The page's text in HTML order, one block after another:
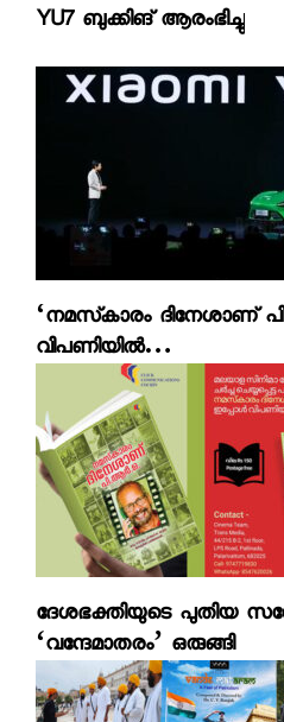
YU7 ബുക്കിങ് ആരംഭിച്ചു
‘നമസ്‌കാരം ദിനേശാണ്
വിപണിയില്‍…
ദേശഭക്തിയുടെ പുതിയ
‘വന്ദേമാതരം’ ഒരുങ്ങി